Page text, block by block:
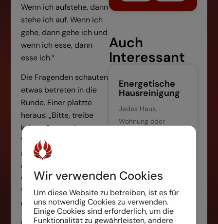
Wenn ich aufstehe, dann
stehe ich auf. Wenn ich
gehe, dann gehe ich und
wenn ich esse, dann
esse ich.“
Die Fragenden schauten
etwas betreten in die
Runde. Einer platzte
heraus: „Bitte, treibe
keinen Spott mit uns.
Was du sagst, tun wir
auch. Wir schlafen,
essen und gehen. Aber
wir sind nicht glücklich.
Was ist also dein
Geheimnis?“
Auch
Interessant
Energetische
Hausreinigung
Jedes Haus,
Wohnung oder
positiven Energien
ist wie ein
Lebewesen.
Wir verwenden Cookies
Um diese Website zu betreiben, ist es für
uns notwendig Cookies zu verwenden.
Einige Cookies sind erforderlich, um die
Funktionalität zu gewährleisten, andere